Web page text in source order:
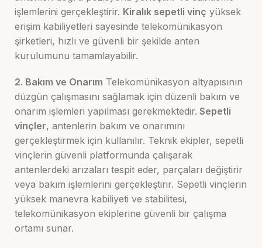
işlemlerini gerçekleştirir. Kiralık sepetli vinç yüksek
erişim kabiliyetleri sayesinde telekomünikasyon
şirketleri, hızlı ve güvenli bir şekilde anten
kurulumunu tamamlayabilir.
2. Bakım ve Onarım Telekomünikasyon altyapısının
düzgün çalışmasını sağlamak için düzenli bakım ve
onarım işlemleri yapılması gerekmektedir. Sepetli
vinçler, antenlerin bakım ve onarımını
gerçekleştirmek için kullanılır. Teknik ekipler, sepetli
vinçlerin güvenli platformunda çalışarak
antenlerdeki arızaları tespit eder, parçaları değiştirir
veya bakım işlemlerini gerçekleştirir. Sepetli vinçlerin
yüksek manevra kabiliyeti ve stabilitesi,
telekomünikasyon ekiplerine güvenli bir çalışma
ortamı sunar.